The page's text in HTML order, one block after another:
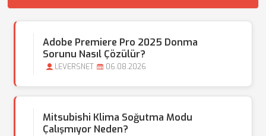
Adobe Premiere Pro 2025 Donma
Sorunu Nasıl Çözülür?
LEVERSNET 06.08.2026
Mitsubishi Klima Soğutma Modu
Çalışmıyor Neden?